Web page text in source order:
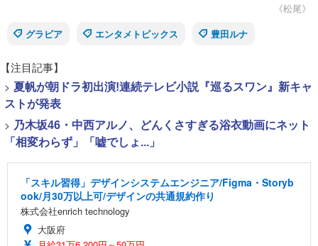
《松尾》
グラビア
エンタメトピックス 豊田ルナ
【注目記事】
> 夏帆が朝ドラ初出演!連続テレビ小説『巡るスワン』新キャ
ストが発表
> 乃木坂46・中西アルノ、どんくさすぎる浴衣動画にネット
「相変わらず」「嘘でしょ...」
「スキル習得」デザインシステムエンジニア/Figma・Storyb
ook/月30万以上可/デザインの共通規約作り
株式会社enrich technology
大阪府